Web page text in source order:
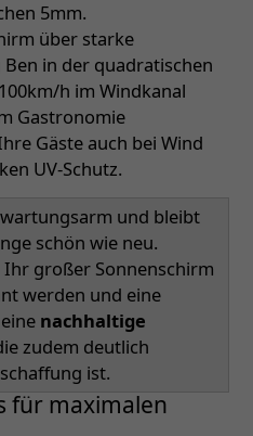
5mm.
über starke
in der quadratischen
h im Windkanal
Gastronomie
Gäste auch bei Wind
UV-Schutz.
und bleibt
schön wie neu.
großer Sonnenschirm
werden und eine
nachhaltige
zudem deutlich
ist.
für maximalen